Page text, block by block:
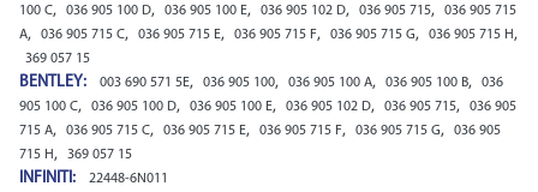
100 C, 036 905 100 D, 036 905 100 E, 036 905 102 D, 036 905 715,
036 905 715
A, 036 905 715 C, 036 905 715 E, 036 905 715 F, 036 905 715 G, 036 905 715 H,
369 057 15
BENTLEY: 003 690 571 5E, 036 905 100, 036 905 100 A, 036 905 100 B,
036
905 100 C, 036 905 100 D, 036 905 100 E, 036 905 102 D, 036 905 715,
036 905
715 A, 036 905 715 C, 036 905 715 E, 036 905 715 F, 036 905 715 G,
036 905
715 H, 369 057 15
INFINITI: 22448-6N011